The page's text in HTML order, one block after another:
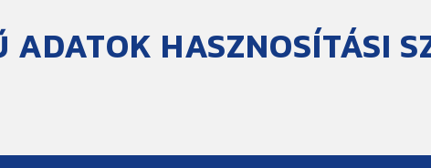
ADATOK HASZNOSÍTÁSI